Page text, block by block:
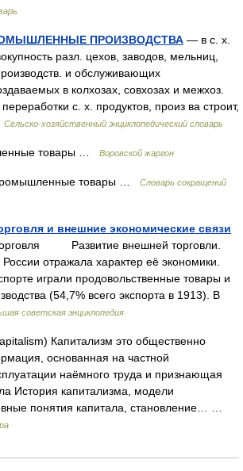
ПРОИЗВОДСТВА — в с. х.
разл. цехов, заводов, мельниц,
и обслуживающих
в колхозах, совхозах и межхоз.
с. х. продуктов, произ ва строит,
Сельско-хозяйственный энциклопедический словарь
товары … Воровской жаргон
товары …
Словарь сокращений
и внешние экономические связи
Развитие внешней торговли.
отражала характер её экономики.
играли продовольственные товары и
(54,7% всего экспорта в 1913). В
советская энциклопедия
Капитализм это общественно
основанная на частной
наёмного труда и признающая
История капитализма, модели
понятия капитала, становление… …